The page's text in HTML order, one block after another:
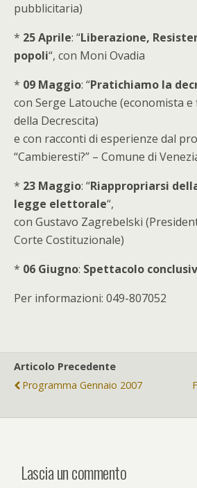
pubblicitaria)
* 25 Aprile: “Liberazione,
popoli“, con Moni Ovadia
* 09 Maggio: “Pratichiamo la
con Serge Latouche (economista
della Decrescita)
e con racconti di esperienze dal
“Cambieresti?” – Comune di
* 23 Maggio: “Riappropriarsi
legge elettorale“,
con Gustavo Zagrebelski
Corte Costituzionale)
* 06 Giugno: Spettacolo
Per informazioni: 049-807052
Articolo Precedente
Programma Gennaio 2007
Lascia un commento